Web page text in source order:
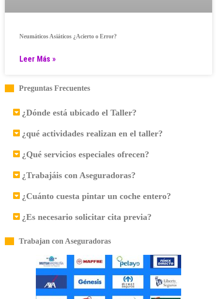
Neumáticos Asiáticos ¿Acierto o Error?
Leer Más »
Preguntas Frecuentes
¿Dónde está ubicado el Taller?
¿qué actividades realizan en el taller?
¿Qué servicios especiales ofrecen?
¿Trabajáis con Aseguradoras?
¿Cuánto cuesta pintar un coche entero?
¿Es necesario solicitar cita previa?
Trabajan con Aseguradoras